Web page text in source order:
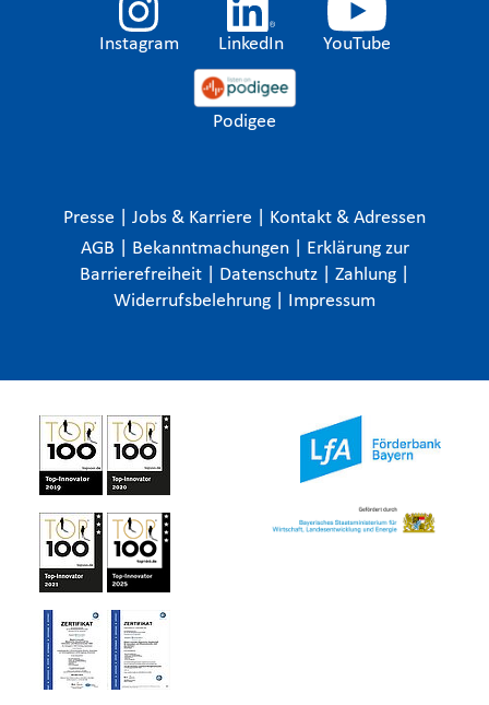
Instagram LinkedIn YouTube
Podigee
Presse Jobs & Karriere
Kontakt & Adressen
AGB
Bekanntmachungen
Erklärung zur
Barrierefreiheit
Datenschutz Zahlung
Widerrufsbelehrung
Impressum